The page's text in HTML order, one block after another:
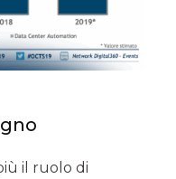
il ruolo di